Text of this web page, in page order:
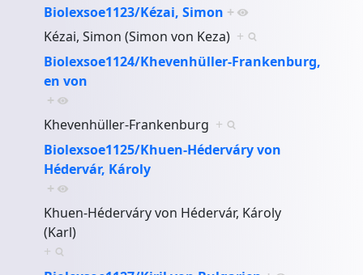
Biolexsoe1123/Kézai, Simon +
Kézai, Simon (Simon von Keza) +
Biolexsoe1124/Khevenhüller-Frankenburg,
en von
+
Khevenhüller-Frankenburg +
Biolexsoe1125/Khuen-Héderváry von
Hédervár, Károly
+
Khuen-Héderváry von Hédervár, Károly
(Karl)
+